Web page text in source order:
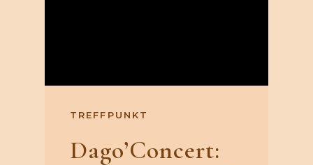
TREFFPUNKT
Dago’Concert: